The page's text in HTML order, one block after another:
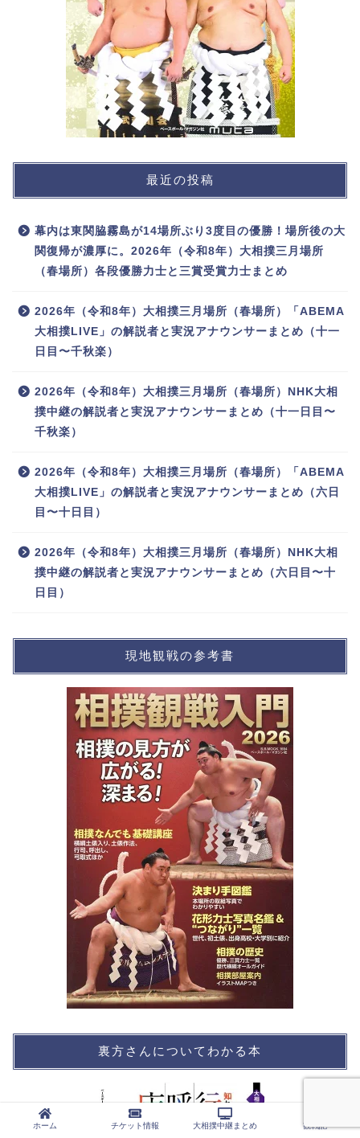
最近の投稿
幕内は東関脇霧島が14場所ぶり3度目の優勝！場所後の大
関復帰が濃厚に。2026年（令和8年）大相撲三月場所
（春場所）各段優勝力士と三賞受賞力士まとめ
2026年（令和8年）大相撲三月場所（春場所）「ABEMA
大相撲LIVE」の解説者と実況アナウンサーまとめ（十一
日目〜千秋楽）
2026年（令和8年）大相撲三月場所（春場所）NHK大相
撲中継の解説者と実況アナウンサーまとめ（十一日目〜
千秋楽）
2026年（令和8年）大相撲三月場所（春場所）「ABEMA
大相撲LIVE」の解説者と実況アナウンサーまとめ（六日
目〜十日目）
2026年（令和8年）大相撲三月場所（春場所）NHK大相
撲中継の解説者と実況アナウンサーまとめ（六日目〜十
日目）
現地観戦の参考書
裏方さんについてわかる本
ホーム チケット情報 大相撲中継まとめ 観戦記